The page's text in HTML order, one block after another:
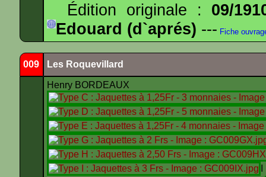
Édition originale : 09/
Edouard (d`aprés) --- Fiche
009 Les Roquevillard
Henry BORDEAUX